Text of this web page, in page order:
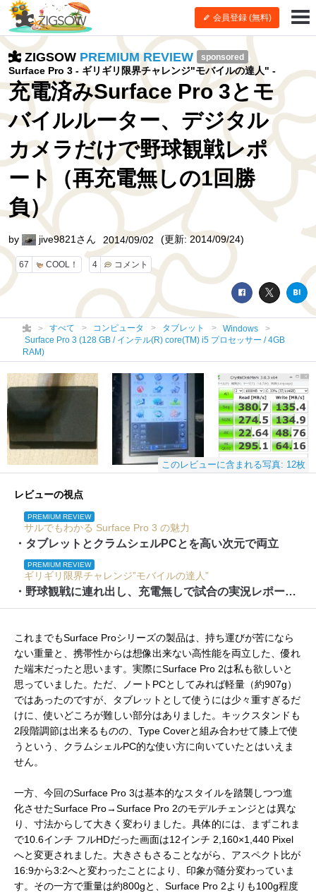
会員登録 (無料)
ZIGSOW PREMIUM REVIEW sponsored
Surface Pro 3 - ギリギリ限界チャレンジ"モバイルの達人" -
充電済みSurface Pro 3とモ
バイルルーター、デジタル
カメラだけで野球観戦レポ
ート（再充電無しの1回勝
負）
67 COOL！ 4 コメント
by jive9821さん 2014/09/02 (更新: 2014/09/24)
すべて コンピュータ タブレット
Windows
Surface Pro 3 (128 GB / インテル(R) core(TM) i5 プロセッサー / 4GB
RAM)
このレビューに含まれる写真: 12枚
レビューの視点
PREMIUM REVIEW
サルでもわかる Surface Pro 3 の魅力
・タブレットとクラムシェルPCとを高い次元で両立
PREMIUM REVIEW
ギリギリ限界チャレンジ”モバイルの達人”
・野球観戦に連れ出し、充電無しで試合の実況レポートを作成する
これまでもSurface Proシリーズの製品は、持ち運びが苦になら
ない重量と、携帯性からは想像出来ない高性能を両立した、優れ
た端末だったと思います。実際にSurface Pro 2は私も欲しいと
思っていました。ただ、ノートPCとしてみれば軽量（約907g）
ではあったのですが、タブレットとして使うには少々重すぎるだ
けに、使いどころが難しい部分はありました。キックスタンドも
2段階調節は出来るものの、Type Coverと組み合わせて膝上で使
うという、クラムシェルPC的な使い方に向いていたとはいえま
せん。
一方、今回のSurface Pro 3は基本的なスタイルを踏襲しつつ進
化させたSurface Pro→Surface Pro 2のモデルチェンジとは異な
り、寸法からして大きく変わりました。具体的には、まずこれま
で10.6インチ フルHDだった画面は12インチ 2,160×1,440 Pixel
へと変更されました。大きさもさることながら、アスペクト比が
16:9から3:2へと変わったことにより、印象が随分変わっていま
す。その一方で重量は約800gと、Surface Pro 2よりも100g程度